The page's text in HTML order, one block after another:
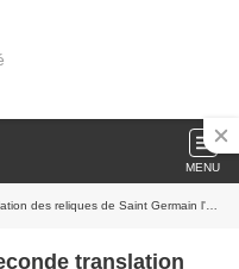
MENU
de Saint Germain l'Archéparque de Kazan
translation